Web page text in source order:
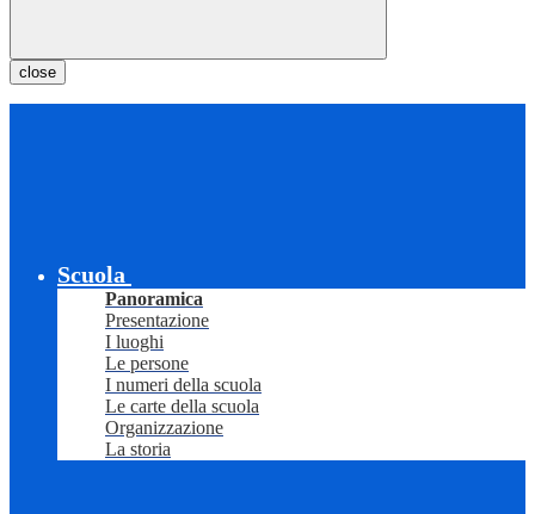
close
Scuola
Panoramica
Presentazione
I luoghi
Le persone
I numeri della scuola
Le carte della scuola
Organizzazione
La storia